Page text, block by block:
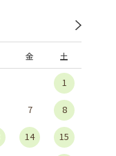
金 土
1
7 8
14 15